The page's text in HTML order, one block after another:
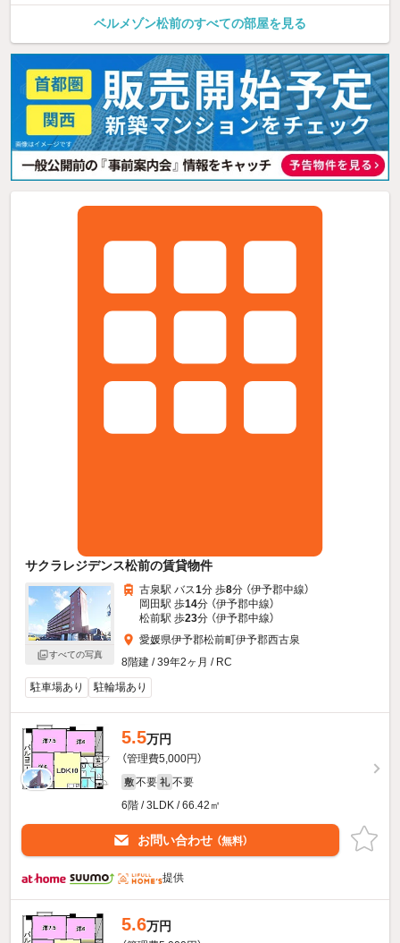
ベルメゾン松前のすべての部屋を見る
サクラレジデンス松前の賃貸物件
すべての写真
古泉駅 バス1分 歩8分 （伊予郡中線）
岡田駅 歩14分 （伊予郡中線）
松前駅 歩23分 （伊予郡中線）
愛媛県伊予郡松前町伊予郡西古泉
8階建 / 39年2ヶ月 / RC
駐車場あり
駐輪場あり
5.5万円
（管理費5,000円）
敷 不要 礼 不要
6階 / 3LDK / 66.42㎡
お問い合わせ （無料）
提供
5.6万円